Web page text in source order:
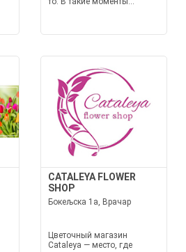
CATALEYA FLOWER
SHOP
Бокељска 1а, Врачар
Цветочный магазин
Cataleya — место, где